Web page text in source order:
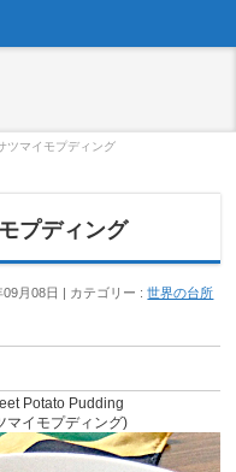
ツマイモプディング
プディング
月08日 カテゴリー :世界の台所
Potato Pudding
マイモプディング)